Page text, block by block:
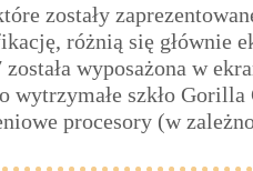
zostały
różnią się głównie
wyposażona w
wytrzymałe szkło
procesory (w